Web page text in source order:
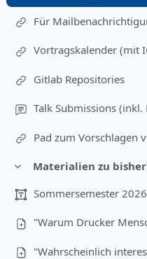
Gitlab Repositories
Replier
Sommersemester 2026